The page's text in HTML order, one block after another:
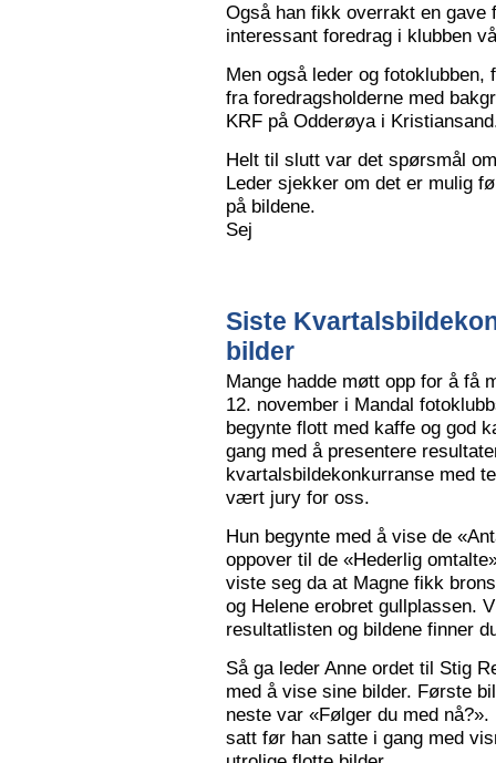
Også han fikk overrakt en gave
interessant foredrag i klubben
Men også leder og
fra foredragsholderne med
KRF på Odderøya i
Helt til slutt var det spørsmål
Leder sjekker om det er mulig
på bildene.
Sej
Siste
bilder
Mange hadde møtt opp for å få
12. november i Mandal
begynte flott med kaffe og god
gang med å presentere
kvartalsbildekonkurranse med
vært jury for oss.
Hun begynte med å vise de
oppover til de «Hederlig
viste seg da at Magne fikk
og Helene erobret gullplassen.
resultatlisten og bildene finner
Så ga leder Anne ordet til Stig
med å vise sine bilder. Første
neste var «Følger du med
satt før han satte i gang med